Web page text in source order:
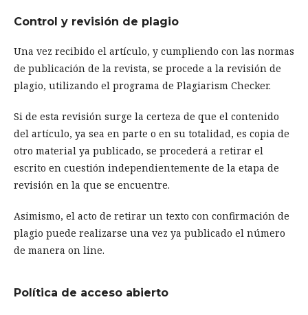
Control y revisión de plagio
Una vez recibido el artículo, y cumpliendo con las normas
de publicación de la revista, se procede a la revisión de
plagio, utilizando el programa de Plagiarism Checker.
Si de esta revisión surge la certeza de que el contenido
del artículo, ya sea en parte o en su totalidad, es copia de
otro material ya publicado, se procederá a retirar el
escrito en cuestión independientemente de la etapa de
revisión en la que se encuentre.
Asimismo, el acto de retirar un texto con confirmación de
plagio puede realizarse una vez ya publicado el número
de manera on line.
Política de acceso abierto